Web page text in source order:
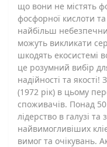
що вони не містять
фосфорної кислоти та
найбільш
можуть викликати
шкодять екосистемі
це розумний вибір
надійності та
(1972 рік) в цьому
споживачів. Понад
лідерство в галузі
найвимогливіших
вимог та очікувань.